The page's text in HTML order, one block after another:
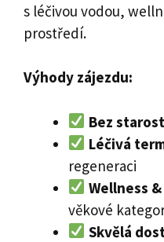
s léčivou vodou,
prostředí.
Výhody zájezdu:
Bez
Léčivá
regeneraci
Wellness
věkové
Skvělá